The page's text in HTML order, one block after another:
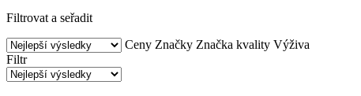
Filtrovat a seřadit
Ceny Značky Značka kvality Výživa
Filtr